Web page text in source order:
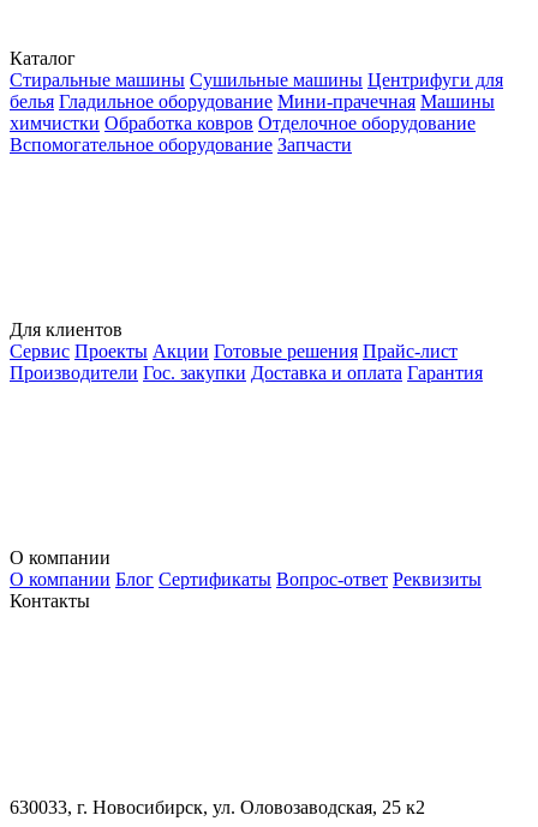
Каталог
Стиральные машины Сушильные машины Центрифуги для
белья Гладильное оборудование Мини-прачечная Машины
химчистки Обработка ковров Отделочное оборудование
Вспомогательное оборудование Запчасти
Для клиентов
Сервис Проекты Акции Готовые решения Прайс-лист
Производители Гос. закупки Доставка и оплата Гарантия
О компании
О компании Блог Сертификаты Вопрос-ответ Реквизиты
Контакты
630033, г. Новосибирск, ул. Оловозаводская, 25 к2